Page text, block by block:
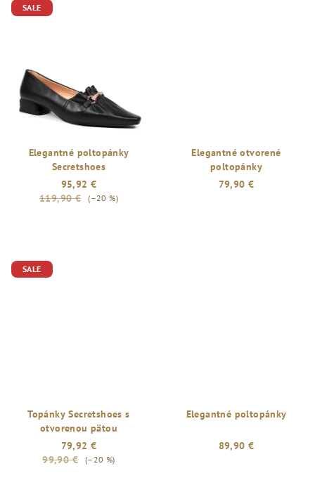
SALE
Elegantné poltopánky
Secretshoes
95,92 €
119,90 €
(–20 %)
Elegantné otvorené
poltopánky
79,90 €
SALE
Topánky Secretshoes s
otvorenou pätou
79,92 €
99,90 €
(–20 %)
Elegantné poltopánky
89,90 €